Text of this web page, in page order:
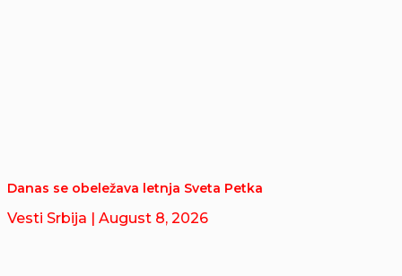
Danas se obeležava letnja Sveta Petka
Vesti Srbija | August 8, 2026